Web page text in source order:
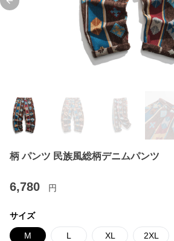
Previous slide
柄 パンツ 民族風総柄デニムパンツ
6,780 円
サイズ
M L XL 2XL